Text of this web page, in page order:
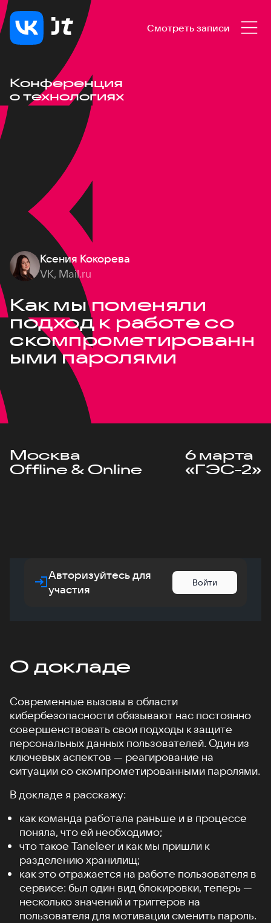
Смотреть записи
Конференция
о технологиях
Ксения Кокорева
VK, Mail.ru
Как мы поменяли
подход к работе со
скомпрометированн
ыми паролями
Москва
Offline & Online
6 марта
«ГЭС-2»
Авторизуйтесь для
участия
Войти
О докладе
Современные вызовы в области
кибербезопасности обязывают нас постоянно
совершенствовать свои подходы к защите
персональных данных пользователей. Один из
ключевых аспектов — реагирование на
ситуации со скомпрометированными паролями.
В докладе я расскажу:
как команда работала раньше и в процессе
поняла, что ей необходимо;
что такое Taneleer и как мы пришли к
разделению хранилищ;
как это отражается на работе пользователя в
сервисе: был один вид блокировки, теперь —
несколько значений и триггеров на
пользователя для мотивации сменить пароль.